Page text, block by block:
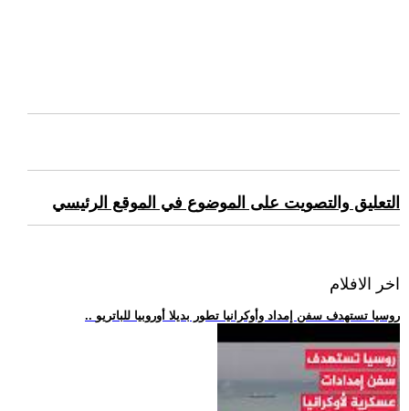
التعليق والتصويت على الموضوع في الموقع الرئيسي
اخر الافلام
.. روسيا تستهدف سفن إمداد وأوكرانيا تطور بديلا أوروبيا للباتريو